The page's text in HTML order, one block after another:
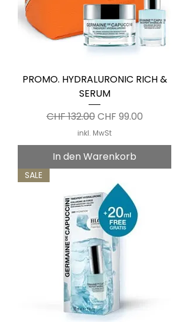
PROMO. HYDRALURONIC RICH &
SERUM
Standardpreis
CHF 132.00Sale-Preis
CHF 99.00
inkl. MwSt
In den Warenkorb
SALE